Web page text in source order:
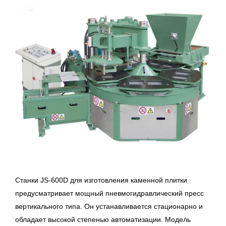
Станки JS-600D для изготовления каменной плитки
предусматривает мощный пневмогидравлический пресс
вертикального типа. Он устанавливается стационарно и
обладает высокой степенью автоматизации. Модель